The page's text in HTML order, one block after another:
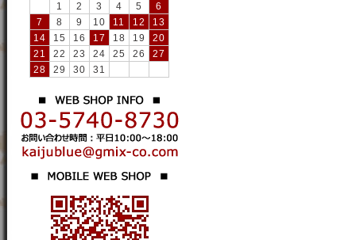
1
2 3 4 5
6
7
8 9 10 11 12
13
14
15 16 17 18 19
20
21
22 23 24 25 26
27
28
29 30 31